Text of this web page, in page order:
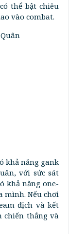
thể bật chiêu
vào combat.
khả năng gank
với sức sát
khả năng one-
mình. Nếu chơi
địch và kết
chiến thắng và